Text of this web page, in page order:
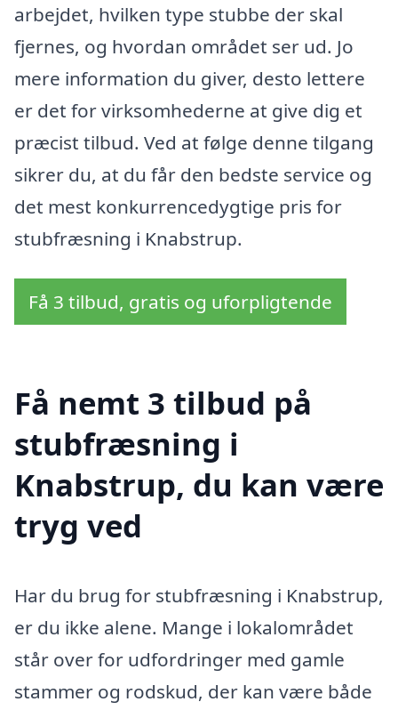
arbejdet, hvilken type stubbe der skal
fjernes, og hvordan området ser ud. Jo
mere information du giver, desto lettere
er det for virksomhederne at give dig et
præcist tilbud. Ved at følge denne tilgang
sikrer du, at du får den bedste service og
det mest konkurrencedygtige pris for
stubfræsning i Knabstrup.
Få 3 tilbud, gratis og uforpligtende
Få nemt 3 tilbud på
stubfræsning i
Knabstrup, du kan være
tryg ved
Har du brug for stubfræsning i Knabstrup,
er du ikke alene. Mange i lokalområdet
står over for udfordringer med gamle
stammer og rodskud, der kan være både